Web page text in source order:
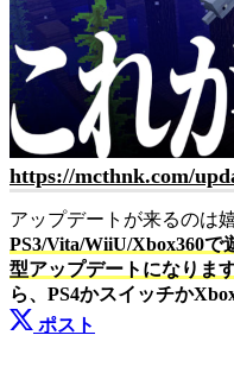
https://mcthnk.com/
アップデートが来るのは
PS3/Vita/WiiU/Xbox360
型アップデートになりま
ら、PS4かスイッチか
ポスト